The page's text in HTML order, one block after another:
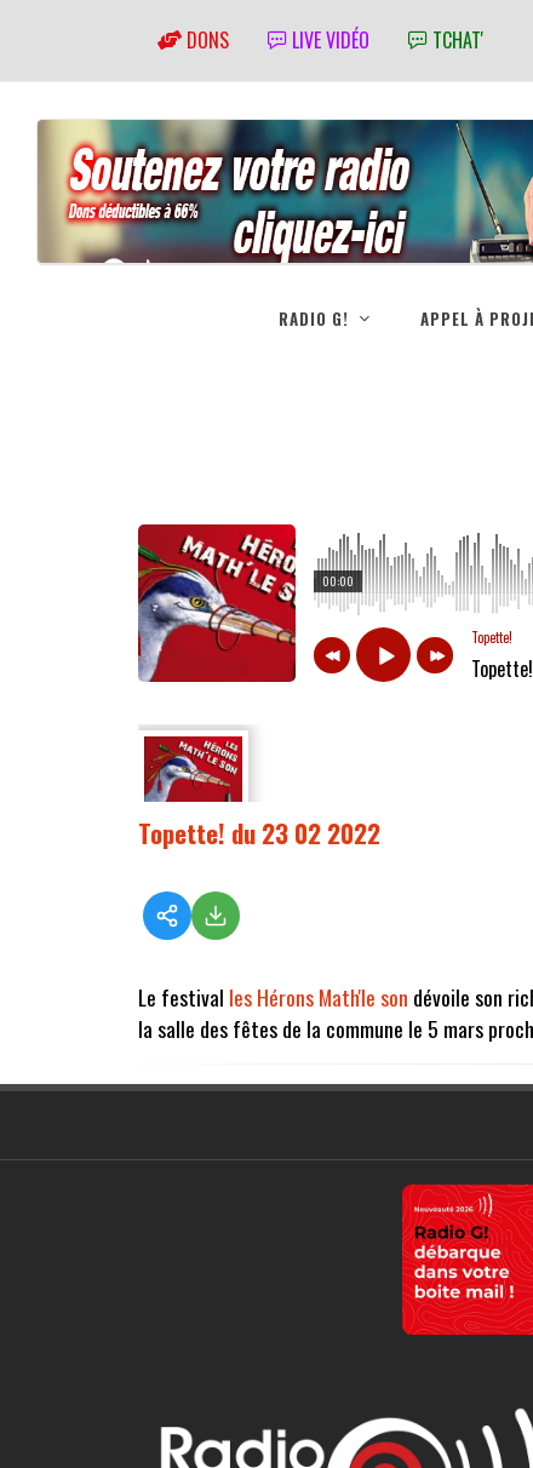
DONS LIVE VIDÉO TCHAT'
RADIO G! APPEL À
00:00
Topette!
Topette! du 23 02 2022
Le festival les Hérons Math'le son dévoile son
la salle des fêtes de la commune le 5 mars